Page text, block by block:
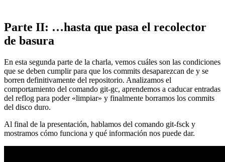
Parte II: …hasta que pasa el recolector
de basura
En esta segunda parte de la charla, vemos cuáles son las condiciones
que se deben cumplir para que los commits desaparezcan de y se
borren definitivamente del repositorio. Analizamos el
comportamiento del comando git-gc, aprendemos a caducar entradas
del reflog para poder «limpiar» y finalmente borramos los commits
del disco duro.
Al final de la presentación, hablamos del comando git-fsck y
mostramos cómo funciona y qué información nos puede dar.